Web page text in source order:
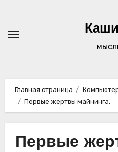
содержимому
Главная страница
Первые жертвы майнинга.
Первые